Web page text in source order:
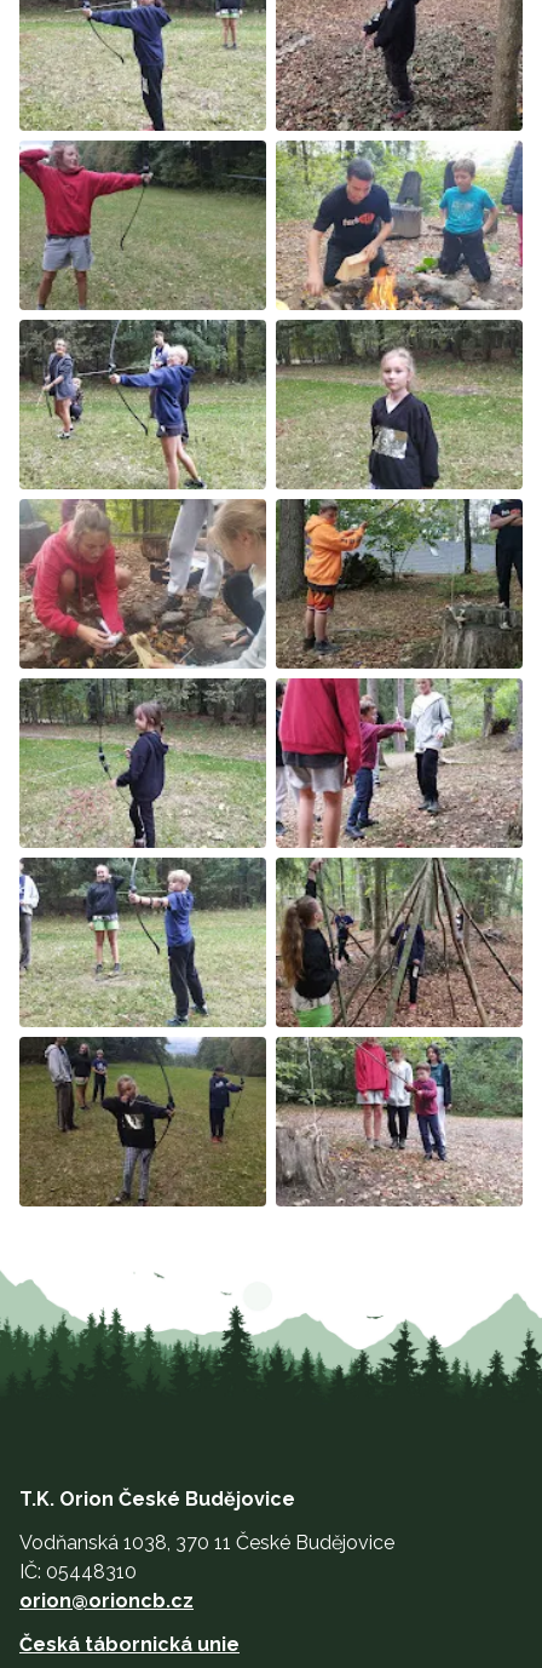
T.K. Orion České Budějovice
Vodňanská 1038, 370 11 České Budějovice
IČ: 05448310
orion@orioncb.cz
Česká tábornická unie